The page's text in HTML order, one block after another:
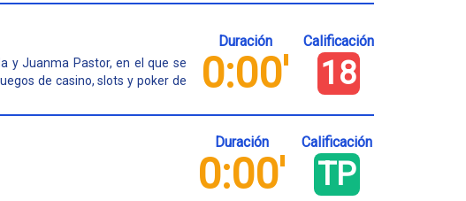
y Juanma Pastor, en el que se
de casino, slots y poker de
Duración
0:00'
Calificación
18
Duración
0:00'
Calificación
TP